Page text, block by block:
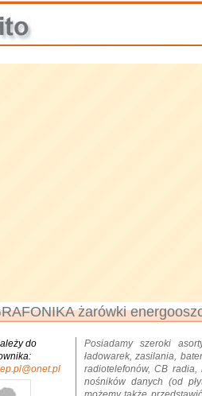
żarówki
do
Posiadamy szeroki
ładowarek, zasilania,
radiotelefonów, CB
nośników danych (od